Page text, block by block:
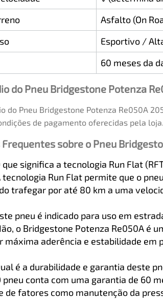
Asfalto (On
Esportivo /
60 meses da
do Pneu Bridgestone Potenza
do Pneu Bridgestone Potenza Re050A
de pagamento oferecidas pela loja.
sobre o Pneu
que significa a tecnologia Run Flat
tecnologia Run Flat permite que o
trafegar por até 80 km a uma
pneu é indicado para uso em
o Bridgestone Potenza Re050A é
máxima aderência e estabilidade em
é a durabilidade e garantia deste
pneu conta com uma garantia de 60
de fatores como manutenção da